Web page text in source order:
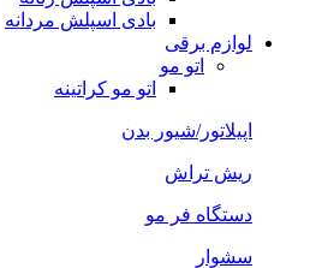
بادی اسپلش مردانه
لوازم برقی
اتو مو
اتو مو کراتینه
اپیلاتور/شیور بدن
ریش تراش
دستگاه فر مو
سشوار